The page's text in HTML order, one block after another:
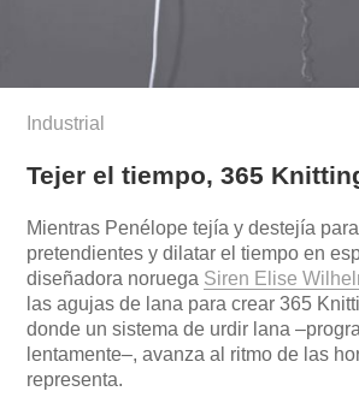
Industrial
Tejer el tiempo, 365
Mientras Penélope tejía y destejía
pretendientes y dilatar el tiempo en
diseñadora noruega Siren Elise
las agujas de lana para crear 365
donde un sistema de urdir lana
lentamente–, avanza al ritmo de las
representa.